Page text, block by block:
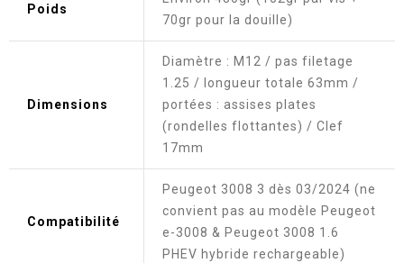
Poids
70gr pour la douille)
Dimensions
Diamètre : M12 / pas filetage
1.25 / longueur totale 63mm /
portées : assises plates
(rondelles flottantes) / Clef
17mm
Compatibilité
Peugeot 3008 3 dès 03/2024 (ne
convient pas au modèle Peugeot
e-3008 & Peugeot 3008 1.6
PHEV hybride rechargeable)